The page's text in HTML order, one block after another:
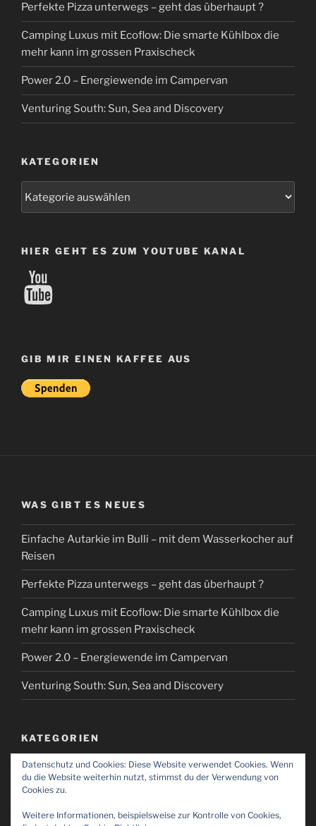
Perfekte Pizza unterwegs – geht das überhaupt ?
Camping Luxus mit Ecoflow: Die smarte Kühlbox die
mehr kann im grossen Praxischeck
Power 2.0 – Energiewende im Campervan
Venturing South: Sun, Sea and Discovery
KATEGORIEN
HIER GEHT ES ZUM YOUTUBE KANAL
YouTube
GIB MIR EINEN KAFFEE AUS
WAS GIBT ES NEUES
Einfache Autarkie im Bulli – mit dem Wasserkocher auf
Reisen
Perfekte Pizza unterwegs – geht das überhaupt ?
Camping Luxus mit Ecoflow: Die smarte Kühlbox die
mehr kann im grossen Praxischeck
Power 2.0 – Energiewende im Campervan
Venturing South: Sun, Sea and Discovery
KATEGORIEN
Kategorien
Datenschutz und Cookies: Diese Website verwendet Cookies. Wenn
du die Website weiterhin nutzt, stimmst du der Verwendung von
Cookies zu.
Weitere Informationen, beispielsweise zur Kontrolle von Cookies,